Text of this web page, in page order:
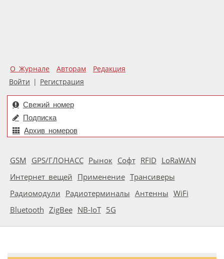
О Журнале Авторам
Редакция
Войти | Регистрация
Свежий номер
Подписка
Архив номеров
GSM GPS/ГЛОНАСС Рынок Софт RFID LoRaWAN
Интернет вещей Применение Трансиверы
Радиомодули Радиотерминалы Антенны WiFi
Bluetooth ZigBee NB-IoT 5G